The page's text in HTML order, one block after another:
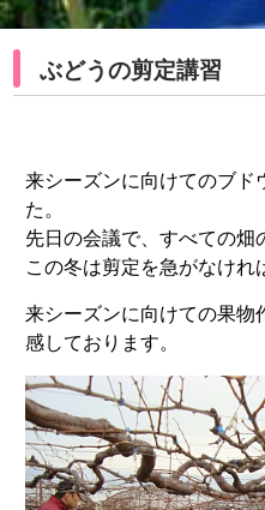
ぶどうの剪定講習
来シーズンに向けてのブド
た。
先日の会議で、すべての畑
この冬は剪定を急がなけれ
来シーズンに向けての果物
感しております。